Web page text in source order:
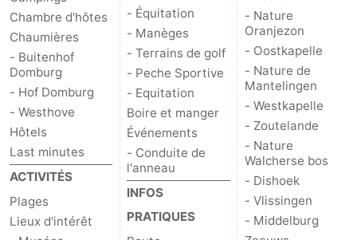
Chambre d'hôtes
Chaumières
- Buitenhof
Domburg
- Hof Domburg
- Westhove
Hôtels
Last minutes
ACTIVITÉS
Plages
Lieux d'intérêt
- Équitation
- Manèges
- Terrains de golf
- Peche Sportive
- Equitation
Boire et manger
Événements
- Conduite de
l'anneau
INFOS
PRATIQUES
- Nature
Oranjezon
- Oostkapelle
- Nature de
Mantelingen
- Westkapelle
- Zoutelande
- Nature
Walcherse bos
- Dishoek
- Vlissingen
- Middelburg